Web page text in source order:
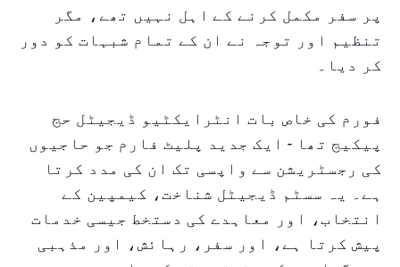
پر سفر مکمل کرنے کے اہل نہیں تھے، مگر
تنظیم اور توجہ نے ان کے تمام شبہات کو دور
کر دیا۔
فورم کی خاص بات انٹرایکٹیو ڈیجیٹل حج
پیکیج تھا - ایک جدید پلیٹ فارم جو حاجیوں
کی رجسٹریشن سے واپسی تک ان کی مدد کرتا
ہے۔ یہ سسٹم ڈیجیٹل شناخت، کیمپین کے
انتخاب، اور معاہدے کی دستخط جیسی خدمات
پیش کرتا ہے، اور سفر، رہائش، اور مذہبی